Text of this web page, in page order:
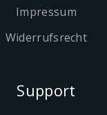
Impressum
Widerrufsrecht
Support